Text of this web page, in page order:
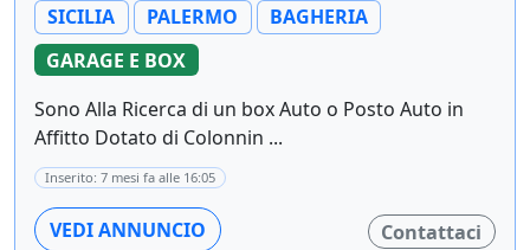
SICILIA PALERMO
BAGHERIA
GARAGE E BOX
Sono Alla Ricerca di un box Auto o Posto Auto in
Affitto Dotato di Colonnin ...
Inserito: 7 mesi fa alle 16:05
VEDI ANNUNCIO Contattaci